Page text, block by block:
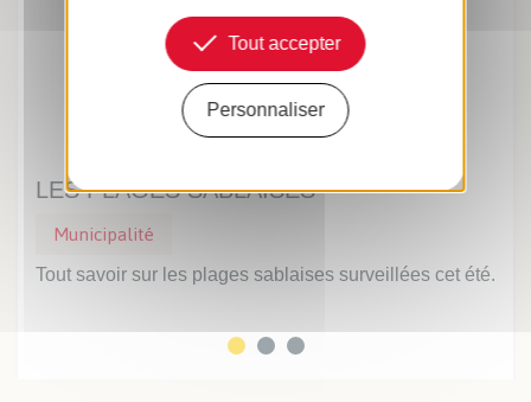
LES PLAGES SABLAISES
Municipalité
Tout savoir sur les plages sablaises surveillées cet été.
Tout accepter
Personnaliser